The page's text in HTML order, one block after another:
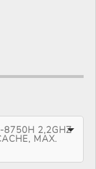
8750H 2,2GHZ
MAX.